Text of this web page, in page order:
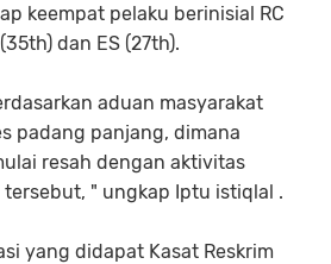
keempat pelaku berinisial RC
dan ES (27th).
aduan masyarakat
padang panjang, dimana
resah dengan aktivitas
" ungkap Iptu istiqlal .
yang didapat Kasat Reskrim